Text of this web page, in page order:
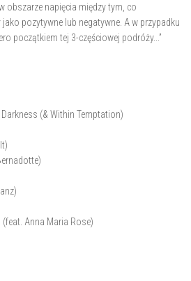
obszarze napięcia między tym, co
pozytywne lub negatywne. A w przypadku
początkiem tej 3-częściowej podróży...”
(& Within Temptation)
Anna Maria Rose)